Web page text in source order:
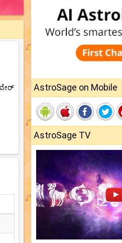
AstroSage on Mobile
AstroSage TV